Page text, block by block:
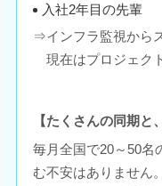
入社2年目の先輩
⇒インフラ監視から
現在はプロジェク
【たくさんの同期と
毎月全国で20～50名
む不安はありません